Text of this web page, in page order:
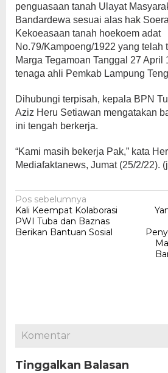
penguasaan tanah Ulayat
Bandardewa sesuai alas hak
Kekoeasaan tanah hoekoem adat
No.79/Kampoeng/1922 yang telah
Marga Tegamoan Tanggal 27 April
tenaga ahli Pemkab Lampung
Dihubungi terpisah, kepala BPN
Aziz Heru Setiawan mengatakan
ini tengah berkerja.
“Kami masih bekerja Pak,” kata
Mediafaktanews, Jumat (25/2/22).
Navigasi
pos
Pos sebelumnya
Kali Keempat Kolaborasi
PWI Tuba dan Baznas
Berikan Bantuan Sosial
Komentar
Tinggalkan Balasan